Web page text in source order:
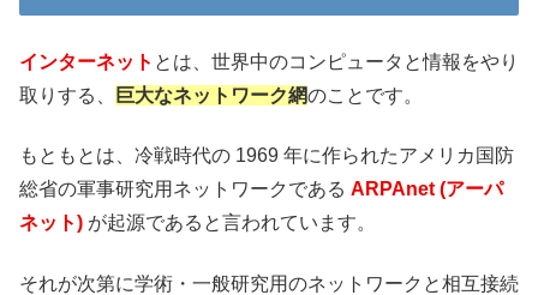
インターネット とは、世界中のコンピュータと情報をやり
取りする、
巨大なネットワーク網のことです。
もともとは、冷戦時代の 1969 年に作られたアメリカ国防
総省の軍事研究用ネットワークである ARPAnet (アーパ
ネット) が起源であると言われています。
それが次第に学術・一般研究用のネットワークと相互接続